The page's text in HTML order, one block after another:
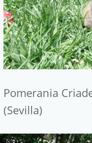
Pomerania
(Sevilla)